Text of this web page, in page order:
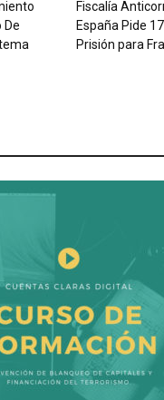
De
Fiscalía
España Pide
Prisión para